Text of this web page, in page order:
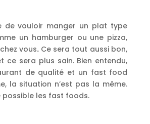
de vouloir manger un plat type
un hamburger ou une pizza,
vous. Ce sera tout aussi bon,
ce sera plus sain. Bien entendu,
de qualité et un fast food
la situation n’est pas la même.
possible les fast foods.